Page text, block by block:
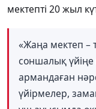
мектепті 20 жыл
«Жаңа мектеп –
соншалық үйіңе
армандаған
үйірмелер,